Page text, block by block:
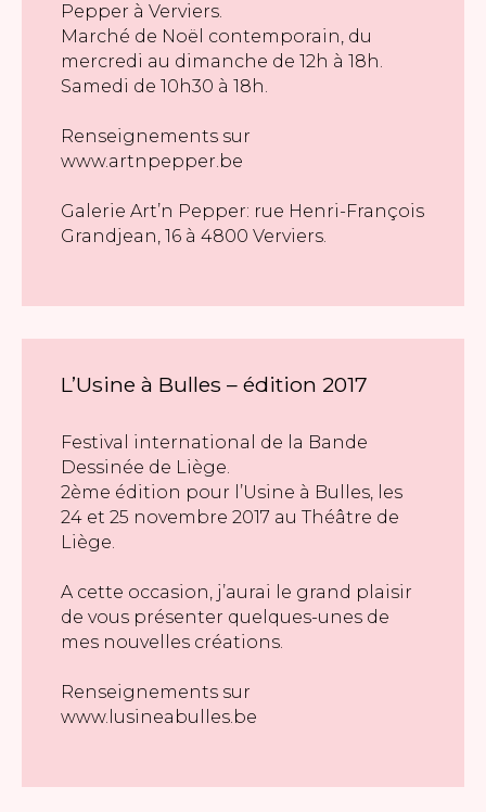
Pepper à Verviers.
Marché de Noël contemporain, du
mercredi au dimanche de 12h à 18h.
Samedi de 10h30 à 18h.
Renseignements sur
www.artnpepper.be
Galerie Art’n Pepper: rue Henri-François
Grandjean, 16 à 4800 Verviers.
L’Usine à Bulles – édition 2017
Festival international de la Bande
Dessinée de Liège.
2ème édition pour l’Usine à Bulles, les
24 et 25 novembre 2017 au Théâtre de
Liège.
A cette occasion, j’aurai le grand plaisir
de vous présenter quelques-unes de
mes nouvelles créations.
Renseignements sur
www.lusineabulles.be